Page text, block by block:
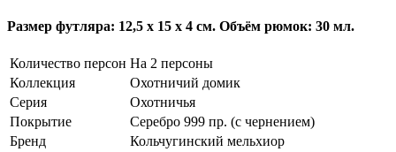
Размер футляра: 12,5 х 15 х 4 см. Объём рюмок: 30 мл.
Количество персон На 2 персоны
Коллекция
Охотничий домик
Серия
Охотничья
Покрытие
Серебро 999 пр. (с чернением)
Бренд
Кольчугинский мельхиор